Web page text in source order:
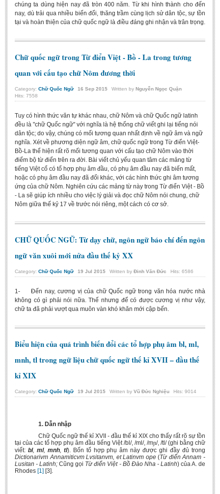
chúng ta dùng hiện nay đã tròn 400 năm. Từ khi hình thành cho đến
nay, dù trải qua nhiều biến đổi, thăng trầm cùng lịch sử dân tộc, sự tồn
tại và hoàn thiện của chữ quốc ngữ là điều đáng ghi nhận và trân trọng.
Chữ quốc ngữ trong Từ điển Việt - Bồ - La trong tương
quan với cấu tạo chữ Nôm đương thời
Category: Chữ Quốc Ngữ 16 Sep 2015 Written by Nguyễn Ngọc Quận
Hits: 7558
Tuy có hình thức văn tự khác nhau, chữ Nôm và chữ Quốc ngữ latinh
đều là "chữ Quốc ngữ" với nghĩa là hệ thống chữ viết ghi lại tiếng nói
dân tộc; do vậy, chúng có mối tương quan nhất định về ngữ âm và ngữ
nghĩa. Xét về phương diện ngữ âm, chữ quốc ngữ trong Từ điển Việt-
Bồ-La­ thể hiện rất rõ mối tương quan với cấu tạo chữ Nôm vào thời
điểm bộ từ điển trên ra đời. Bài viết chủ yếu quan tâm các mảng từ
tiếng Việt cổ có tổ hợp phụ âm đầu, có phụ âm đầu nay đã biến mất,
hoặc có phụ âm đầu nay đã đổi khác, với các hình thức ghi âm tương
ứng của chữ Nôm. Nghiên cứu các mảng từ này trong Từ điển Việt - Bồ
- La­ sẽ giúp ích nhiều cho việc lý giải và đọc chữ Nôm nói chung, chữ
Nôm giữa thế kỷ 17 về trước nói riêng, một cách có cơ sở.
CHỮ QUỐC NGỮ: Từ dạy chữ, ngôn ngữ báo chí đến ngôn
ngữ văn xuôi mới nửa đầu thế kỷ XX
Category: Chữ Quốc Ngữ 19 Jul 2015 Written by Đinh Văn Đức Hits: 6586
1- Đến nay, cương vị của chữ Quốc ngữ trong văn hóa nước nhà
không có gì phải nói nữa. Thế nhưng để có được cương vị như vậy,
chữ ta đã phải vượt qua muôn vàn khó khăn mới cập bến.
Biểu hiện của quá trình biến đổi các tổ hợp phụ âm bl, ml,
mnh, tl trong ngữ liệu chữ quốc ngữ thế kỉ XVII – đầu thế
kỉ XIX
Category: Chữ Quốc Ngữ 19 Jul 2015 Written by Vũ Đức Nghiệu Hits: 9014
1. Dẫn nhập
Chữ Quốc ngữ thế kỉ XVII - đầu thế kỉ XIX cho thấy rất rõ sự tồn
tại của các tổ hợp phụ âm đầu tiếng Việt /bl/, /ml/, /mɲ/, /tl/ (ghi bằng chữ
viết: bl, ml, mnh, tl). Bốn tổ hợp phụ âm này được ghi đầy đủ trong
Dictionarivm Annamiticvm Lvsitanvm, et Latinvm ope(Từ điển Annam -
Lusitan - Latinh;Cũng gọi Từ điển Việt - Bồ Đào Nha - Latinh) của A. de
Rhodes [1] [3].